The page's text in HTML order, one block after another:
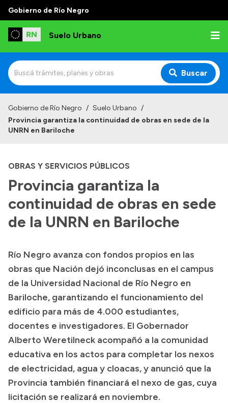
Gobierno de Río Negro
Suelo Urbano
Buscar
Gobierno de Río Negro / Suelo Urbano /
Provincia garantiza la continuidad de obras en sede de la
UNRN en Bariloche
OBRAS Y SERVICIOS PÚBLICOS
Provincia garantiza la
continuidad de obras en sede
de la UNRN en Bariloche
Río Negro avanza con fondos propios en las
obras que Nación dejó inconclusas en el campus
de la Universidad Nacional de Río Negro en
Bariloche, garantizando el funcionamiento del
edificio para más de 4.000 estudiantes,
docentes e investigadores. El Gobernador
Alberto Weretilneck acompañó a la comunidad
educativa en los actos para completar los nexos
de electricidad, agua y cloacas, y anunció que la
Provincia también financiará el nexo de gas, cuya
licitación se realizará en noviembre.